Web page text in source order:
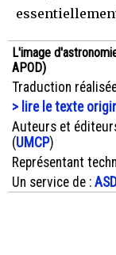
L'image
APOD)
Traduction
> lire le texte
Auteurs et
(UMCP)
Représentant
Un service de :